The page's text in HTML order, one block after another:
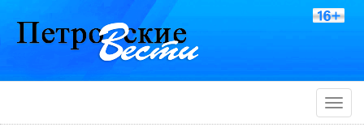
Toggle